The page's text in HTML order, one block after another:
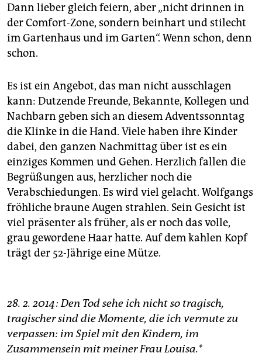
epaper login
Dann lieber gleich feiern, aber „nicht drinnen in
der Comfort-Zone, sondern beinhart und stilecht
im Gartenhaus und im Garten“. Wenn schon, denn
schon.
Es ist ein Angebot, das man nicht ausschlagen
kann: Dutzende Freunde, Bekannte, Kollegen und
Nachbarn geben sich an diesem Adventssonntag
die Klinke in die Hand. Viele haben ihre Kinder
dabei, den ganzen Nachmittag über ist es ein
einziges Kommen und Gehen. Herzlich fallen die
Begrüßungen aus, herzlicher noch die
Verabschiedungen. Es wird viel gelacht. Wolfgangs
fröhliche braune Augen strahlen. Sein Gesicht ist
viel präsenter als früher, als er noch das volle,
grau gewordene Haar hatte. Auf dem kahlen Kopf
trägt der 52-Jährige eine Mütze.
28. 2. 2014: Den Tod sehe ich nicht so tragisch,
tragischer sind die Momente, die ich vermute zu
verpassen: im Spiel mit den Kindern, im
Zusammensein mit meiner Frau Louisa.*